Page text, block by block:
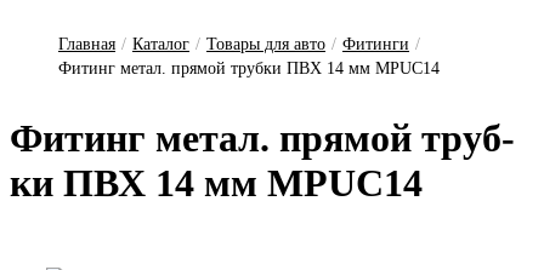
Главная / Каталог / Товары для авто / Фитинги /
Фитинг метал. прямой трубки ПВХ 14 мм МPUC14
Фи­тинг ме­тал. пря­мой труб­
ки ПВХ 14 мм МPUC14